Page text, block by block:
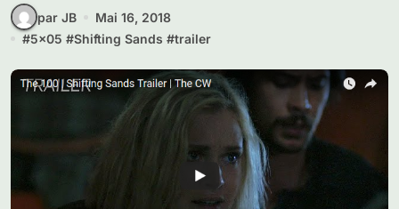
par JB
Mai 16, 2018
#5x05 #Shifting Sands #trailer